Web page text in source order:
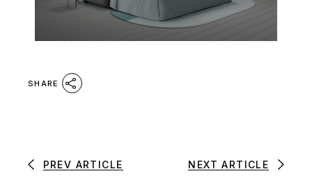
SHARE
PREV ARTICLE NEXT ARTICLE